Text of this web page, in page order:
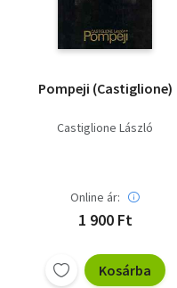
Pompeji (Castiglione)
Castiglione László
Online ár:
1 900 Ft
Kosárba